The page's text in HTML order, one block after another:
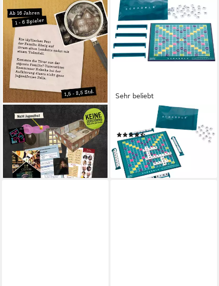
HIDDEN GAMES TATORT
Spiel Königsmord, Krimispiel
FSK 16, Made in Germany
24,90 €
lieferbar - in 4-5 Werktagen bei dir
Sehr beliebt
MATTEL GAMES
Spiel Scrabble Kompakt
(44)
ab 21,45 € UVP23,99 €
-11%
lieferbar - in 1-2 Werktagen bei dir